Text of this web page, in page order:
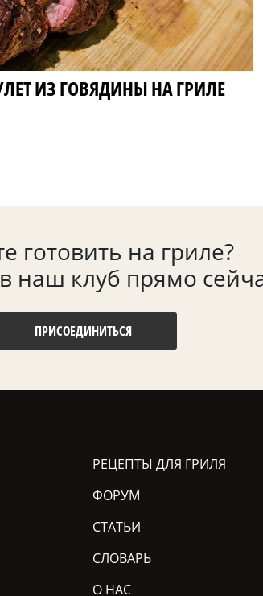
ИЗ ГОВЯДИНЫ НА ГРИЛЕ
готовить на гриле?
наш клуб прямо
ПРИСОЕДИНИТЬСЯ
РЕЦЕПТЫ ДЛЯ ГРИЛЯ
ФОРУМ
СТАТЬИ
СЛОВАРЬ
О НАС